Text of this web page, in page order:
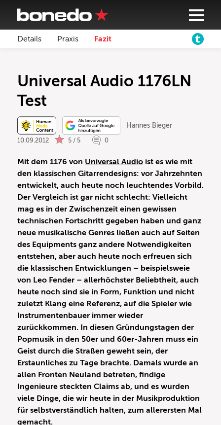
Details Praxis Fazit
Universal Audio 1176LN
Test
Hannes Bieger
10.09.2012 5 / 5 0
Mit dem 1176 von Universal Audio ist es wie mit
den klassischen Gitarrendesigns: vor Jahrzehnten
entwickelt, auch heute noch leuchtendes Vorbild.
Der Vergleich ist gar nicht schlecht: Vielleicht
mag es in der Zwischenzeit einen gewissen
technischen Fortschritt gegeben haben und ganz
neue musikalische Genres ließen auch auf Seiten
des Equipments ganz andere Notwendigkeiten
entstehen, aber auch heute noch erfreuen sich
die klassischen Entwicklungen – beispielsweie
von Leo Fender – allerhöchster Beliebtheit, auch
heute noch sind sie in Form, Funktion und nicht
zuletzt Klang eine Referenz, auf die Spieler wie
Instrumentenbauer immer wieder
zurückkommen. In diesen Gründungstagen der
Popmusik in den 50er und 60er-Jahren muss ein
Geist durch die Straßen geweht sein, der
Erstaunliches zu Tage brachte. Damals wurde an
allen Fronten Neuland betreten, findige
Ingenieure steckten Claims ab, und es wurden
viele Dinge, die wir heute in der Musikproduktion
für selbstverständlich halten, zum allerersten Mal
gemacht.